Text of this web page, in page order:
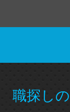
職探し